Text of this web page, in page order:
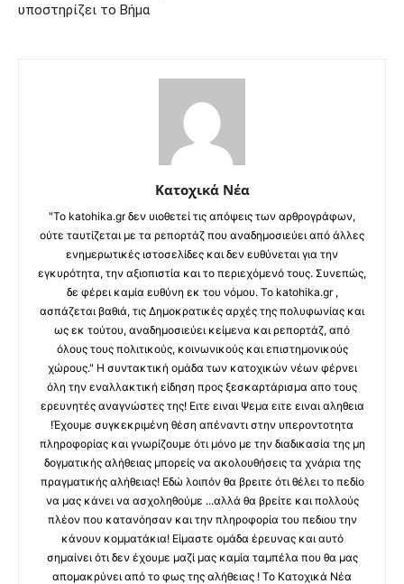
υποστηρίζει το Βήμα
Κατοχικά Νέα
"Το katohika.gr δεν υιοθετεί τις απόψεις των αρθρογράφων,
ούτε ταυτίζεται με τα ρεπορτάζ που αναδημοσιεύει από άλλες
ενημερωτικές ιστοσελίδες και δεν ευθύνεται για την
εγκυρότητα, την αξιοπιστία και το περιεχόμενό τους. Συνεπώς,
δε φέρει καμία ευθύνη εκ του νόμου. Το katohika.gr ,
ασπάζεται βαθιά, τις Δημοκρατικές αρχές της πολυφωνίας και
ως εκ τούτου, αναδημοσιεύει κείμενα και ρεπορτάζ, από
όλους τους πολιτικούς, κοινωνικούς και επιστημονικούς
χώρους." Η συντακτική ομάδα των κατοχικών νέων φέρνει
όλη την εναλλακτική είδηση προς ξεσκαρτάρισμα απο τους
ερευνητές αναγνώστες της! Ειτε ειναι Ψεμα ειτε ειναι αληθεια
!Έχουμε συγκεκριμένη θέση απέναντι στην υπεροντοτητα
πληροφορίας και γνωρίζουμε ότι μόνο με την διαδικασία της μη
δογματικής αλήθειας μπορείς να ακολουθήσεις τα χνάρια της
πραγματικής αλήθειας! Εδώ λοιπόν θα βρειτε ότι θέλει το πεδίο
να μας κάνει να ασχοληθούμε ...αλλά θα βρείτε και πολλούς
πλέον που κατανόησαν και την πληροφορία του πεδιου την
κάνουν κομματάκια! Είμαστε ομάδα έρευνας και αυτό
σημαίνει ότι δεν έχουμε μαζί μας καμία ταμπέλα που θα μας
απομακρύνει από το φως της αλήθειας ! Το Κατοχικά Νέα